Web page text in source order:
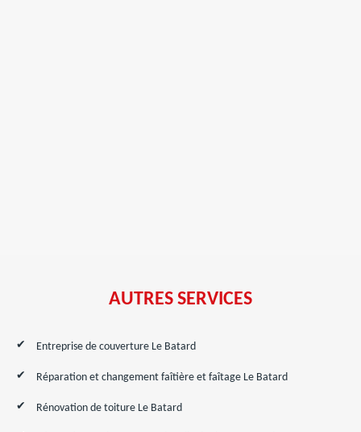
AUTRES SERVICES
Entreprise de couverture Le Batard
Réparation et changement faîtière et faîtage Le Batard
Rénovation de toiture Le Batard